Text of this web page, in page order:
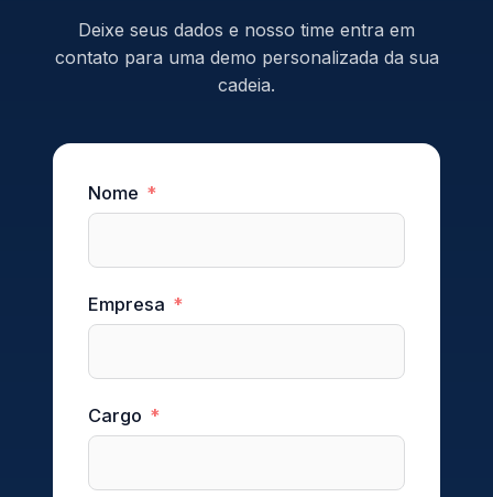
Deixe seus dados e nosso time entra em
contato para uma demo personalizada da sua
cadeia.
Nome
Empresa
Cargo